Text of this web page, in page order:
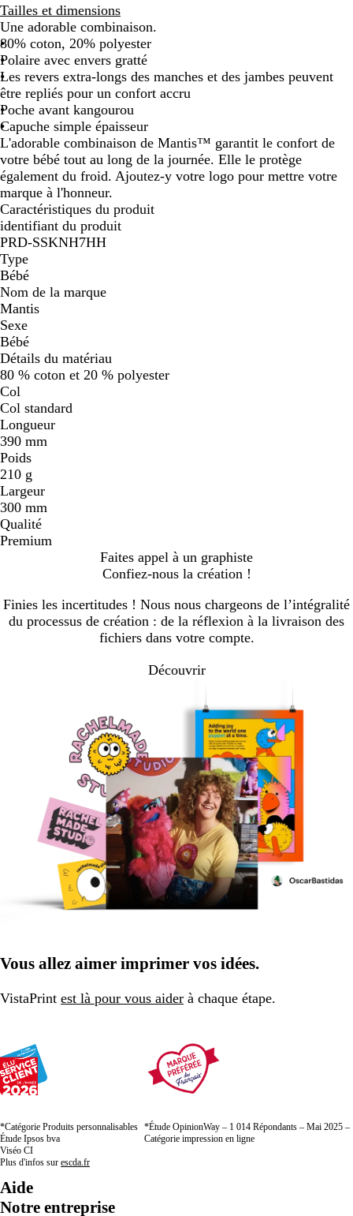
é
l
a
n
g
é
Tailles et dimensions
Une adorable combinaison.
80% coton, 20% polyester
Polaire avec envers gratté
Les revers extra-longs des manches et des jambes peuvent
être repliés pour un confort accru
Poche avant kangourou
Capuche simple épaisseur
L'adorable combinaison de Mantis™ garantit le confort de
votre bébé tout au long de la journée. Elle le protège
également du froid. Ajoutez-y votre logo pour mettre votre
marque à l'honneur.
Caractéristiques du produit
identifiant du produit
PRD-SSKNH7HH
Type
Bébé
Nom de la marque
Mantis
Sexe
Bébé
Détails du matériau
80 % coton et 20 % polyester
Col
Col standard
Longueur
390 mm
Poids
210 g
Largeur
300 mm
Qualité
Premium
Faites appel à un graphiste
Confiez-nous la création !
Finies les incertitudes ! Nous nous chargeons de l’intégralité
du processus de création : de la réflexion à la livraison des
fichiers dans votre compte.
Découvrir
Vous allez aimer imprimer vos idées.
VistaPrint est là pour vous aider à chaque étape.
*Catégorie Produits personnalisables
Étude Ipsos bva
Viséo CI
Plus d'infos sur escda.fr
*Étude OpinionWay – 1 014 Répondants – Mai 2025 –
Catégorie impression en ligne
Aide
Notre entreprise